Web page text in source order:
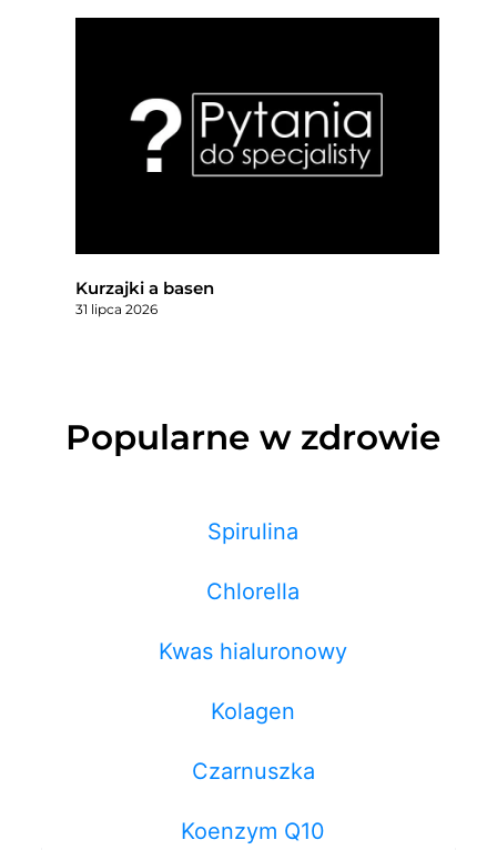
Kurzajki a basen
31 lipca 2026
Popularne w zdrowie
Spirulina
Chlorella
Kwas hialuronowy
Kolagen
Czarnuszka
Koenzym Q10